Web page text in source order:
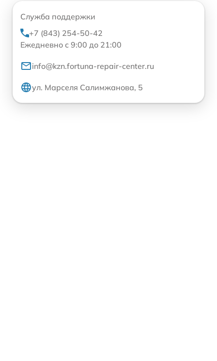
Служба поддержки
+7 (843) 254-50-42
Ежедневно с 9:00 до 21:00
info@kzn.fortuna-repair-center.ru
ул. Марселя Салимжанова, 5